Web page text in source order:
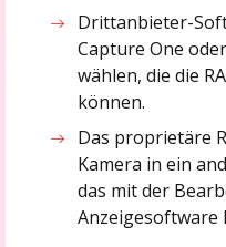
Drittanbieter-
Capture One
wählen, die die
können.
Das proprietäre
Kamera in ein
das mit der
Anzeigesoftware